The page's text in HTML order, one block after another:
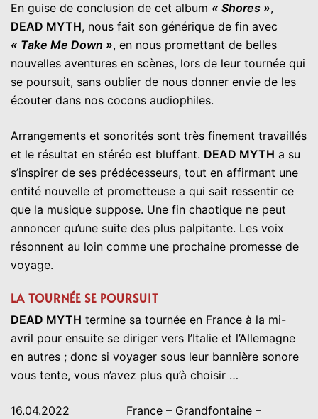
En guise de conclusion de cet album « Shores »,
DEAD MYTH, nous fait son générique de fin avec
« Take Me Down », en nous promettant de belles
nouvelles aventures en scènes, lors de leur tournée qui
se poursuit, sans oublier de nous donner envie de les
écouter dans nos cocons audiophiles.
Arrangements et sonorités sont très finement travaillés
et le résultat en stéréo est bluffant. DEAD MYTH a su
s’inspirer de ses prédécesseurs, tout en affirmant une
entité nouvelle et prometteuse a qui sait ressentir ce
que la musique suppose. Une fin chaotique ne peut
annoncer qu’une suite des plus palpitante. Les voix
résonnent au loin comme une prochaine promesse de
voyage.
LA TOURNÉE SE POURSUIT
DEAD MYTH termine sa tournée en France à la mi-
avril pour ensuite se diriger vers l’Italie et l’Allemagne
en autres ; donc si voyager sous leur bannière sonore
vous tente, vous n’avez plus qu’à choisir …
16.04.2022 France – Grandfontaine –